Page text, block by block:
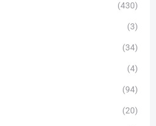
(430)
(3)
(34)
(4)
(94)
(20)